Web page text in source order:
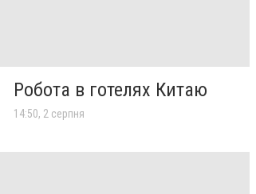
Робота в готелях Китаю
14:50, 2 серпня